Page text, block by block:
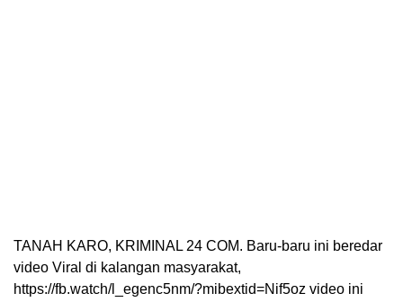
TANAH KARO, KRIMINAL 24 COM. Baru-baru ini beredar
video Viral di kalangan masyarakat,
https://fb.watch/l_egenc5nm/?mibextid=Nif5oz video ini